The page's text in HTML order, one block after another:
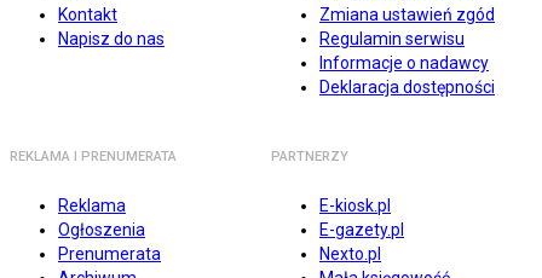
Kontakt
Napisz do nas
Zmiana ustawień zgód
Regulamin serwisu
Informacje o nadawcy
Deklaracja dostępności
REKLAMA I PRENUMERATA
Reklama
Ogłoszenia
Prenumerata
PARTNERZY
E-kiosk.pl
E-gazety.pl
Nexto.pl